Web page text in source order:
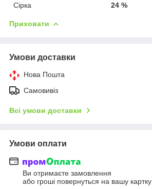
Сірка
24 %
Приховати
Умови доставки
Нова Пошта
Самовивіз
Всі умови доставки
Умови оплати
Ви отримаєте замовлення
або гроші повернуться на вашу картку